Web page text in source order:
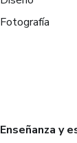
Fotografía
Enseñanza y